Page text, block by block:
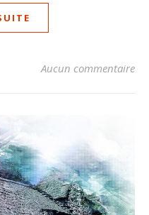
Aucun commentaire